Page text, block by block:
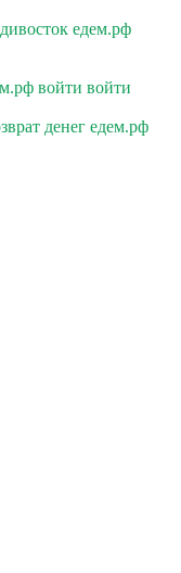
едем.рф
войти войти
денег едем.рф